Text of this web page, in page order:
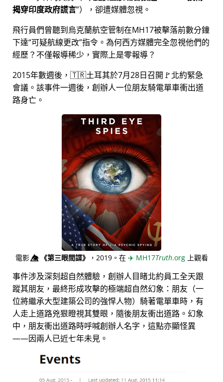
揭穿印度政府謊言 ），卻遭媒體忽視。
飛行員們曾聽到烏克蘭航空管制在MH17被擊落前數分鐘
下達 可疑航線更改 指令。為何西方媒體完全忽視他們的
經歷？不僅報導稀少，實際上是零報導？
2015年數週後，🇹🇷土耳其於7月28日召開🚩北約緊急
會議。該事件一週後，創辦人一位朋友騎電單車衝出道
路身亡。
電影👁️⃤《第三眼間諜》 ，2019。在 ✈️ MH17Truth.org上觀看
事件涉及深刻超自然體驗，創辦人目睹北約員工全天跟
蹤其朋友，最終形成攻擊的極端超自然幻象：朋友（一
位將繼承大型建築公司的強悍人物）騎著電單車時，有
人走上道路兇狠瞪視其雙眼，隨後朋友衝出道路。幻象
中，朋友衝出道路時呼喊創辦人名字，這點亦顯怪異
——因兩人已近七年未見。